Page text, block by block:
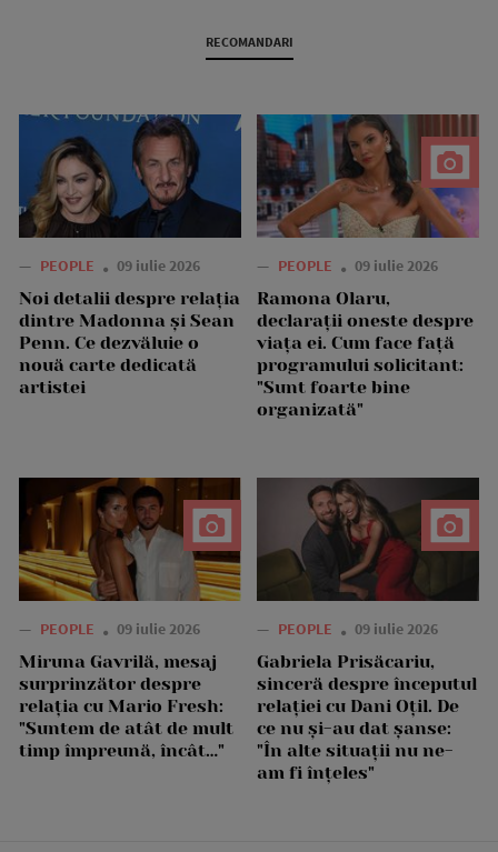
RECOMANDARI
— PEOPLE 09 iulie 2026
Noi detalii despre relația
dintre Madonna și Sean
Penn. Ce dezvăluie o
nouă carte dedicată
artistei
— PEOPLE 09 iulie 2026
Ramona Olaru,
declarații oneste despre
viața ei. Cum face față
programului solicitant:
"Sunt foarte bine
organizată"
— PEOPLE 09 iulie 2026
Miruna Gavrilă, mesaj
surprinzător despre
relația cu Mario Fresh:
"Suntem de atât de mult
timp împreună, încât…"
— PEOPLE 09 iulie 2026
Gabriela Prisăcariu,
sinceră despre începutul
relației cu Dani Oțil. De
ce nu și-au dat șanse:
"În alte situații nu ne-
am fi înțeles"